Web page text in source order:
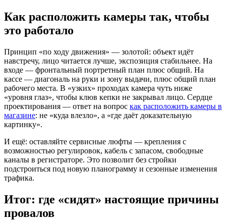
Как расположить камеры так, чтобы
это работало
Принцип «по ходу движения» — золотой: объект идёт
навстречу, лицо читается лучше, экспозиция стабильнее. На
входе — фронтальный портретный план плюс общий. На
кассе — диагональ на руки и зону выдачи, плюс общий план
рабочего места. В «узких» проходах камера чуть ниже
«уровня глаз», чтобы клюв кепки не закрывал лицо. Сердце
проектирования — ответ на вопрос как расположить камеры в
магазине: не «куда влезло», а «где даёт доказательную
картинку».
И ещё: оставляйте сервисные люфты — крепления с
возможностью регулировок, кабель с запасом, свободные
каналы в регистраторе. Это позволит без стройки
подстроиться под новую планограмму и сезонные изменения
трафика.
Итог: где «сидят» настоящие причины
провалов